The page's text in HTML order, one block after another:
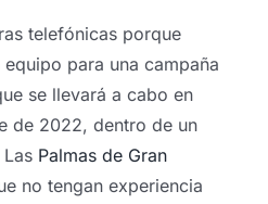
telefónicas porque
para una campaña
se llevará a cabo en
de 2022, dentro de un
Palmas de Gran
no tengan experiencia